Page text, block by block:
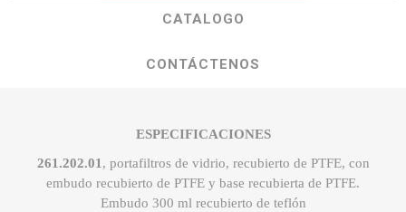
CATALOGO
CONTÁCTENOS
ESPECIFICACIONES
261.202.01 , portafiltros de vidrio, recubierto de PTFE, con
embudo recubierto de PTFE y base recubierta de PTFE.
Embudo 300 ml recubierto de teflón